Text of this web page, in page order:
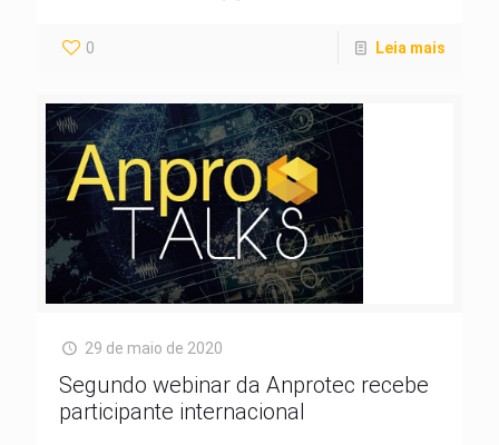
0 Leia mais
29 de maio de 2020
Segundo webinar da Anprotec recebe
participante internacional